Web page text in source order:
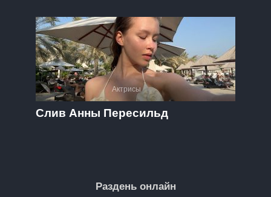
Актрисы
Слив Анны Пересильд
Раздень онлайн